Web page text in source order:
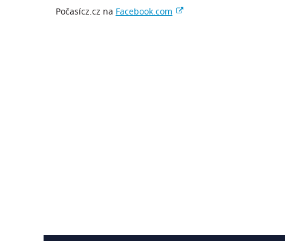
Počasícz.cz na Facebook.com